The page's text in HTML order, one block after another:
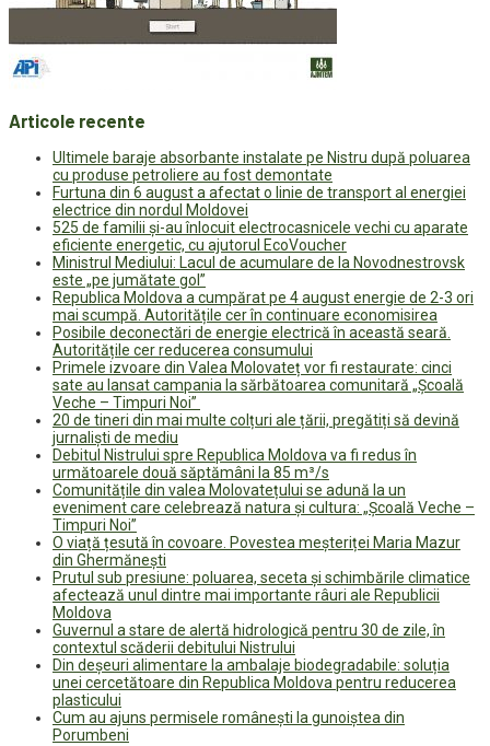
Articole recente
Ultimele baraje absorbante instalate pe Nistru după poluarea
cu produse petroliere au fost demontate
Furtuna din 6 august a afectat o linie de transport al energiei
electrice din nordul Moldovei
525 de familii și-au înlocuit electrocasnicele vechi cu aparate
eficiente energetic, cu ajutorul EcoVoucher
Ministrul Mediului: Lacul de acumulare de la Novodnestrovsk
este „pe jumătate gol”
Republica Moldova a cumpărat pe 4 august energie de 2-3 ori
mai scumpă. Autoritățile cer în continuare economisirea
Posibile deconectări de energie electrică în această seară.
Autoritățile cer reducerea consumului
Primele izvoare din Valea Molovateț vor fi restaurate: cinci
sate au lansat campania la sărbătoarea comunitară „Școală
Veche – Timpuri Noi”
20 de tineri din mai multe colțuri ale țării, pregătiți să devină
jurnaliști de mediu
Debitul Nistrului spre Republica Moldova va fi redus în
următoarele două săptămâni la 85 m³/s
Comunitățile din valea Molovatețului se adună la un
eveniment care celebrează natura și cultura: „Școală Veche –
Timpuri Noi”
O viață țesută în covoare. Povestea meșteriței Maria Mazur
din Ghermănești
Prutul sub presiune: poluarea, seceta și schimbările climatice
afectează unul dintre mai importante râuri ale Republicii
Moldova
Guvernul a stare de alertă hidrologică pentru 30 de zile, în
contextul scăderii debitului Nistrului
Din deșeuri alimentare la ambalaje biodegradabile: soluția
unei cercetătoare din Republica Moldova pentru reducerea
plasticului
Cum au ajuns permisele românești la gunoiștea din
Porumbeni